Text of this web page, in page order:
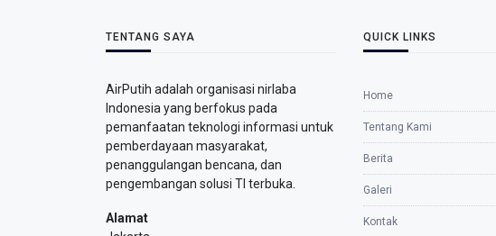
TENTANG SAYA
AirPutih adalah organisasi nirlaba
Indonesia yang berfokus pada
pemanfaatan teknologi informasi untuk
pemberdayaan masyarakat,
penanggulangan bencana, dan
pengembangan solusi TI terbuka.
Alamat
QUICK LINKS
Home
Tentang Kami
Berita
Galeri
Kontak